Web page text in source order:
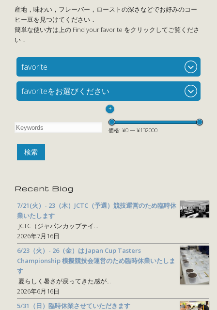
favorite
favoriteをお選びください
+
価格: ¥0— ¥132000
Recent Blog
7/21(火）- 23（木）JCTC（予選）競技運営のため臨時休
業いたします
JCTC（ジャパンカップテイ...
2026年7月16日
6/23（火）- 26（金）は Japan Cup Tasters
Championship 模擬競技会運営のため臨時休業いたしま
す
夏らしく暑さが戻ってきた感が...
2026年6月16日
5/31（日）臨時休業させていただきます